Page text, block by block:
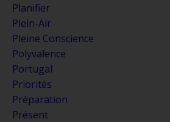
Planifier
Plein-Air
Pleine Conscience
Polyvalence
Portugal
Priorités
Préparation
Présent